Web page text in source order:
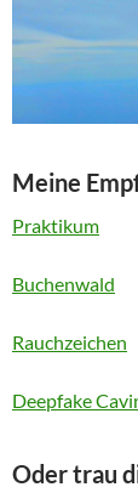
Meine
Praktikum
Buchenwald
Rauchzeichen
Deepfake
Oder trau